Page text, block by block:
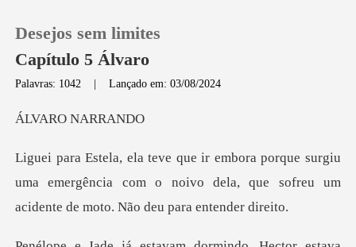
Loja
Histórico
Desejos sem limites
Capítulo 5 Álvaro
Palavras: 1042 |Lançado em: 03/08/2024
O NAR
surgiu
uma emergência com o noivo dela, que sofreu